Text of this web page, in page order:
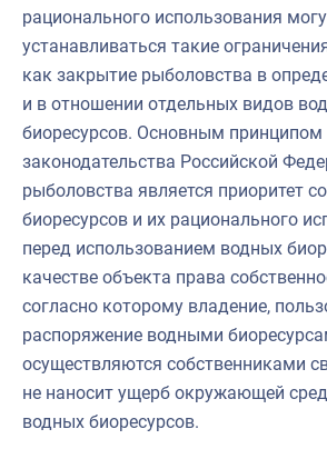
рационального использования
устанавливаться такие
как закрытие рыболовства в
и в отношении отдельных видов
биоресурсов. Основным принципом
законодательства Российской
рыболовства является приоритет
биоресурсов и их рационального
перед использованием водных
качестве объекта права
согласно которому владение,
распоряжение водными
осуществляются собственниками
не наносит ущерб окружающей
водных биоресурсов.